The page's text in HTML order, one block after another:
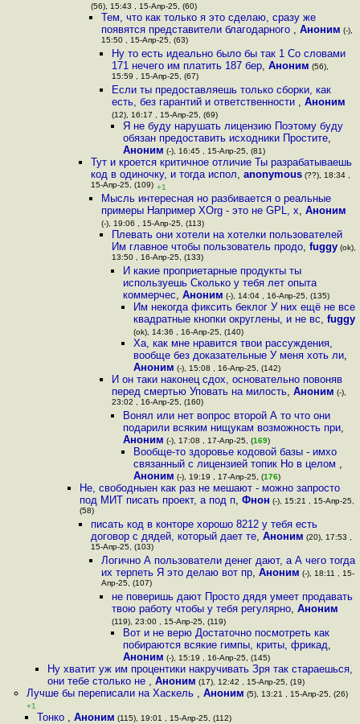
(56), 15:43 , 15-Апр-25, (60)
Тем, что как только я это сделаю, сразу же
появятся представители благодарного , Аноним (-),
15:50 , 15-Апр-25, (63)
Ну то есть идеально было бы так 1 Со словами
171 нечего им платить 187 бер,Аноним (56),
15:59 , 15-Апр-25, (67)
Если ты предоставляешь только сборки, как
есть, без гарантий и ответственности ,Аноним
(12), 16:17 , 15-Апр-25, (69)
Я не буду нарушать лицензию Поэтому буду
обязан предоставить исходники Простите,
Аноним (-), 16:45 , 15-Апр-25, (81)
Тут и кроется критичное отличие Ты разрабатываешь
код в одиночку, и тогда испол, anonymous(??), 18:34 ,
15-Апр-25, (109) +1
Мысль интересная но разбивается о реальные
примеры Например XOrg - это не GPL, х, Аноним
(-), 19:06 , 15-Апр-25, (113)
Плевать они хотели на хотелки пользователей
Им главное чтобы пользователь продо,fuggy (ok),
13:50 , 16-Апр-25, (133)
И какие проприетарные продукты ты
используешь Сколько у тебя лет опыта
коммерчес, Аноним (-), 14:04 , 16-Апр-25, (135)
Им некогда фиксить беклог У них ещё не все
квадратные кнопки округлены, и не вс, fuggy
(ok), 14:36 , 16-Апр-25, (140)
Ха, как мне нравится твои рассуждения,
вообще без доказательные У меня хоть ли,
Аноним (-), 15:08 , 16-Апр-25, (142)
И он таки наконец сдох, основательно повоняв
перед смертью Уповать на милость,Аноним (-),
23:02 , 16-Апр-25, (160)
Вонял или нет вопрос второй А то что они
подарили всяким нищукам возможность при,
Аноним (-), 17:08 , 17-Апр-25, (169)
Вообще-то здоровье кодовой базы - имхо
связанный с лицензией топик Но в целом ,
Аноним (-), 19:19 , 17-Апр-25, (176)
Не, свободныен как раз не мешают - можно запросто
под МИТ писать проект, а под п,Фнон (-), 15:21 , 15-Апр-25,
(58)
писать код в конторе хорошо 8212 у тебя есть
договор с дядей, который дает те, Аноним (20), 17:53 ,
15-Апр-25, (103)
Логично А пользователи денег дают, а А чего тогда
их терпеть Я это делаю вот пр, Аноним (-), 18:11 , 15-
Апр-25, (107)
не поверишь дают Просто дядя умеет продавать
твою работу чтобы у тебя регулярно,Аноним
(119), 23:00 , 15-Апр-25, (119)
Вот и не верю Достаточно посмотреть как
побираются всякие гимпы, криты, фрикад,
Аноним (-), 15:19 , 16-Апр-25, (145)
Ну хватит уж им процентики накручивать Зря так стараешься,
они тебе столько не ,Аноним (17), 12:42 , 15-Апр-25, (19)
Лучше бы переписали на Хаскель , Аноним (5), 13:21 , 15-Апр-25, (26)
+1
Тонко , Аноним (115), 19:01 , 15-Апр-25, (112)